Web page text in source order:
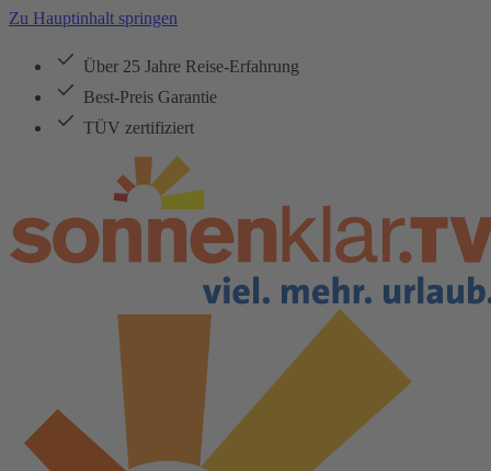
Zu Hauptinhalt springen
Über 25 Jahre Reise-Erfahrung
Best-Preis Garantie
TÜV zertifiziert